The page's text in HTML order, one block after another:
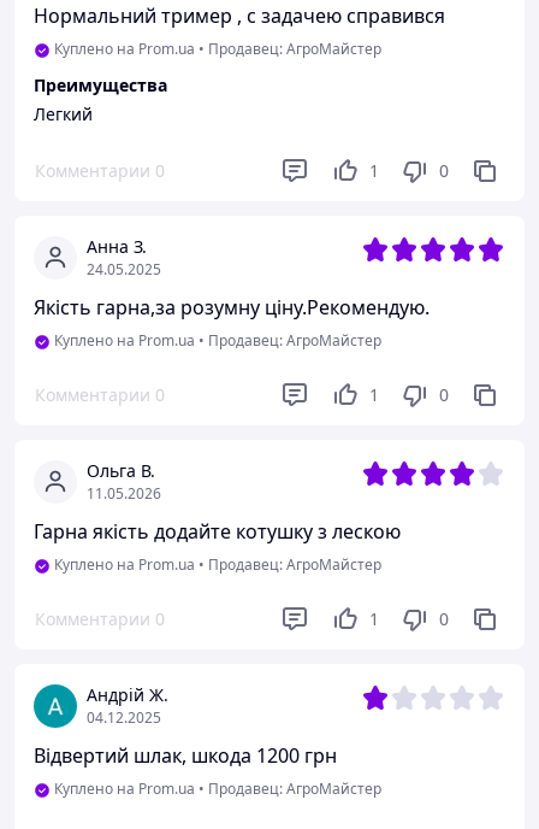
Нормальний тример , с задачею справився
Куплено на Prom.ua • Продавец: АгроМайстер
Преимущества
Легкий
Комментарии 0 1 0
Анна З.
24.05.2025
Якість гарна,за розумну ціну.Рекомендую.
Куплено на Prom.ua • Продавец: АгроМайстер
Комментарии 0 1 0
Ольга В.
11.05.2026
Гарна якість додайте котушку з лескою
Куплено на Prom.ua • Продавец: АгроМайстер
Комментарии 0 1 0
Андрій Ж.
04.12.2025
Відвертий шлак, шкода 1200 грн
Куплено на Prom.ua • Продавец: АгроМайстер